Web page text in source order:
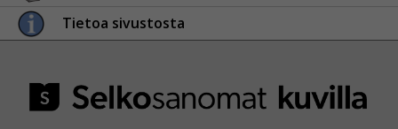
Tietoa sivustosta